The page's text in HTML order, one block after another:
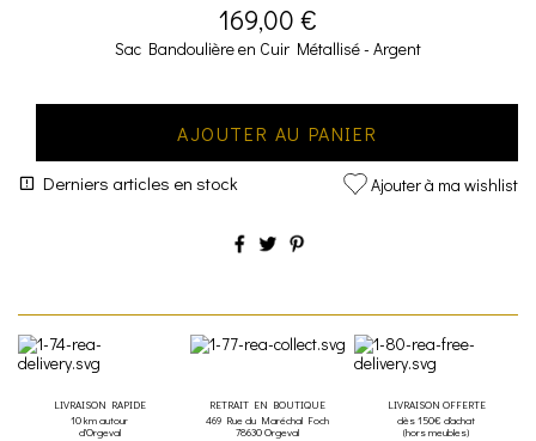
169,00 €
Sac Bandoulière en Cuir Métallisé - Argent
AJOUTER AU PANIER
Derniers articles en stock Ajouter à ma wishlist
LIVRAISON RAPIDE
10 km autour
d'Orgeval
RETRAIT EN BOUTIQUE
469 Rue du Maréchal Foch
78630 Orgeval
LIVRAISON OFFERTE
dès 150€ d'achat
(hors meubles)